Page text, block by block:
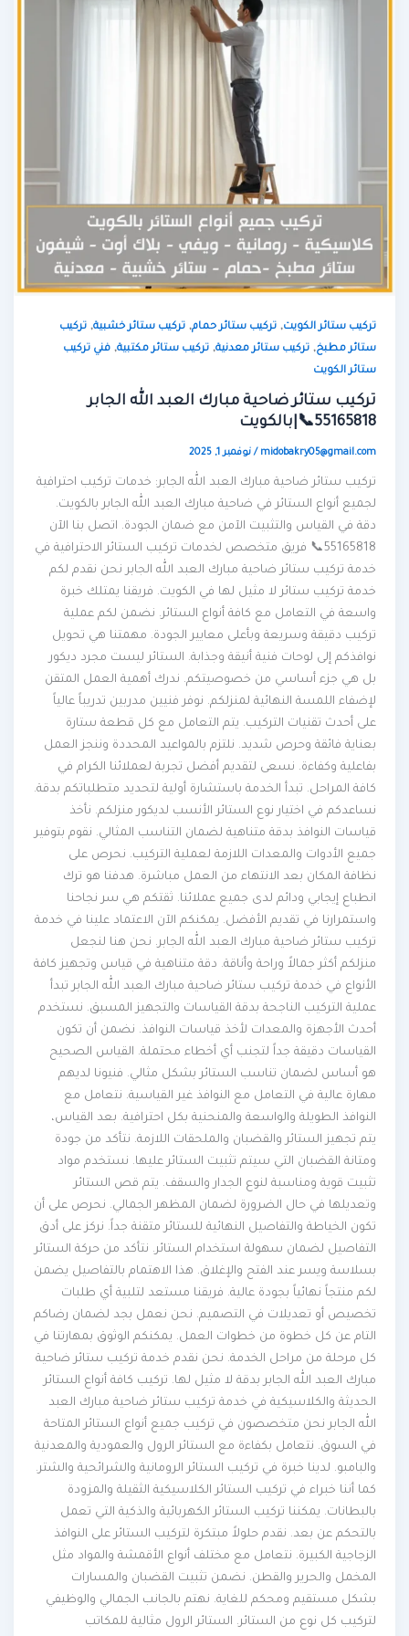
تركيب ستائر الكويت,تركيب ستائر حمام,تركيب ستائر خشبية,تركيب
ستائر مطبخ,تركيب ستائر معدنية,تركيب ستائر مكتبية,فني تركيب
ستائر الكويت
تركيب ستائر ضاحية مبارك العبد الله الجابر
55165818📞|بالكويت
midobakry05@gmail.com
/نوفمبر 1, 2025
تركيب ستائر ضاحية مبارك العبد الله الجابر: خدمات تركيب احترافية
لجميع أنواع الستائر في ضاحية مبارك العبد الله الجابر بالكويت.
دقة في القياس والتثبيت الآمن مع ضمان الجودة. اتصل بنا الآن
55165818📞 فريق متخصص لخدمات تركيب الستائر الاحترافية في
خدمة تركيب ستائر ضاحية مبارك العبد الله الجابر نحن نقدم لكم
خدمة تركيب ستائر لا مثيل لها في الكويت. فريقنا يمتلك خبرة
واسعة في التعامل مع كافة أنواع الستائر. نضمن لكم عملية
تركيب دقيقة وسريعة وبأعلى معايير الجودة. مهمتنا هي تحويل
نوافذكم إلى لوحات فنية أنيقة وجذابة. الستائر ليست مجرد ديكور
بل هي جزء أساسي من خصوصيتكم. ندرك أهمية العمل المتقن
لإضفاء اللمسة النهائية لمنزلكم. نوفر فنيين مدربين تدريباً عالياً
على أحدث تقنيات التركيب. يتم التعامل مع كل قطعة ستارة
بعناية فائقة وحرص شديد. نلتزم بالمواعيد المحددة وننجز العمل
بفاعلية وكفاءة. نسعى لتقديم أفضل تجربة لعملائنا الكرام في
كافة المراحل. تبدأ الخدمة باستشارة أولية لتحديد متطلباتكم بدقة.
نساعدكم في اختيار نوع الستائر الأنسب لديكور منزلكم. نأخذ
قياسات النوافذ بدقة متناهية لضمان التناسب المثالي. نقوم بتوفير
جميع الأدوات والمعدات اللازمة لعملية التركيب. نحرص على
نظافة المكان بعد الانتهاء من العمل مباشرة. هدفنا هو ترك
انطباع إيجابي ودائم لدى جميع عملائنا. ثقتكم هي سر نجاحنا
واستمرارنا في تقديم الأفضل. يمكنكم الآن الاعتماد علينا في خدمة
تركيب ستائر ضاحية مبارك العبد الله الجابر. نحن هنا لنجعل
منزلكم أكثر جمالاً وراحة وأناقة. دقة متناهية في قياس وتجهيز كافة
الأنواع في خدمة تركيب ستائر ضاحية مبارك العبد الله الجابر تبدأ
عملية التركيب الناجحة بدقة القياسات والتجهيز المسبق. نستخدم
أحدث الأجهزة والمعدات لأخذ قياسات النوافذ. نضمن أن تكون
القياسات دقيقة جداً لتجنب أي أخطاء محتملة. القياس الصحيح
هو أساس لضمان تناسب الستائر بشكل مثالي. فنيونا لديهم
مهارة عالية في التعامل مع النوافذ غير القياسية. نتعامل مع
النوافذ الطويلة والواسعة والمنحنية بكل احترافية. بعد القياس،
يتم تجهيز الستائر والقضبان والملحقات اللازمة. نتأكد من جودة
ومتانة القضبان التي سيتم تثبيت الستائر عليها. نستخدم مواد
تثبيت قوية ومناسبة لنوع الجدار والسقف. يتم قص الستائر
وتعديلها في حال الضرورة لضمان المظهر الجمالي. نحرص على أن
تكون الخياطة والتفاصيل النهائية للستائر متقنة جداً. نركز على أدق
التفاصيل لضمان سهولة استخدام الستائر. نتأكد من حركة الستائر
بسلاسة ويسر عند الفتح والإغلاق. هذا الاهتمام بالتفاصيل يضمن
لكم منتجاً نهائياً بجودة عالية. فريقنا مستعد لتلبية أي طلبات
تخصيص أو تعديلات في التصميم. نحن نعمل بجد لضمان رضاكم
التام عن كل خطوة من خطوات العمل. يمكنكم الوثوق بمهارتنا في
كل مرحلة من مراحل الخدمة. نحن نقدم خدمة تركيب ستائر ضاحية
مبارك العبد الله الجابر بدقة لا مثيل لها. تركيب كافة أنواع الستائر
الحديثة والكلاسيكية في خدمة تركيب ستائر ضاحية مبارك العبد
الله الجابر نحن متخصصون في تركيب جميع أنواع الستائر المتاحة
في السوق. نتعامل بكفاءة مع الستائر الرول والعمودية والمعدنية
والبامبو. لدينا خبرة في تركيب الستائر الرومانية والشرائحية والشتر.
كما أننا خبراء في تركيب الستائر الكلاسيكية الثقيلة والمزودة
بالبطانات. يمكننا تركيب الستائر الكهربائية والذكية التي تعمل
بالتحكم عن بعد. نقدم حلولاً مبتكرة لتركيب الستائر على النوافذ
الزجاجية الكبيرة. نتعامل مع مختلف أنواع الأقمشة والمواد مثل
المخمل والحرير والقطن. نضمن تثبيت القضبان والمسارات
بشكل مستقيم ومحكم للغاية. نهتم بالجانب الجمالي والوظيفي
لتركيب كل نوع من الستائر. الستائر الرول مثالية للمكاتب